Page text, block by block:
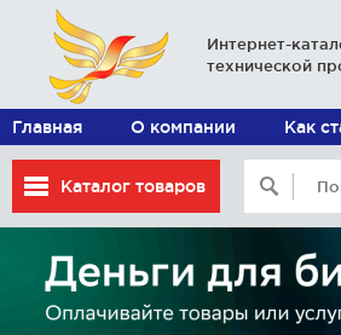
Интернет-
технической
Главная О компании Как
Каталог товаров